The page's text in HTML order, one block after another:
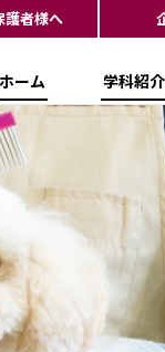
ホーム 学科紹介
護者様へ